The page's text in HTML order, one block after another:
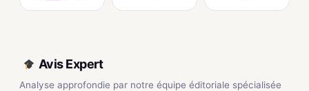
Avis Expert
Analyse approfondie par notre équipe éditoriale spécialisée